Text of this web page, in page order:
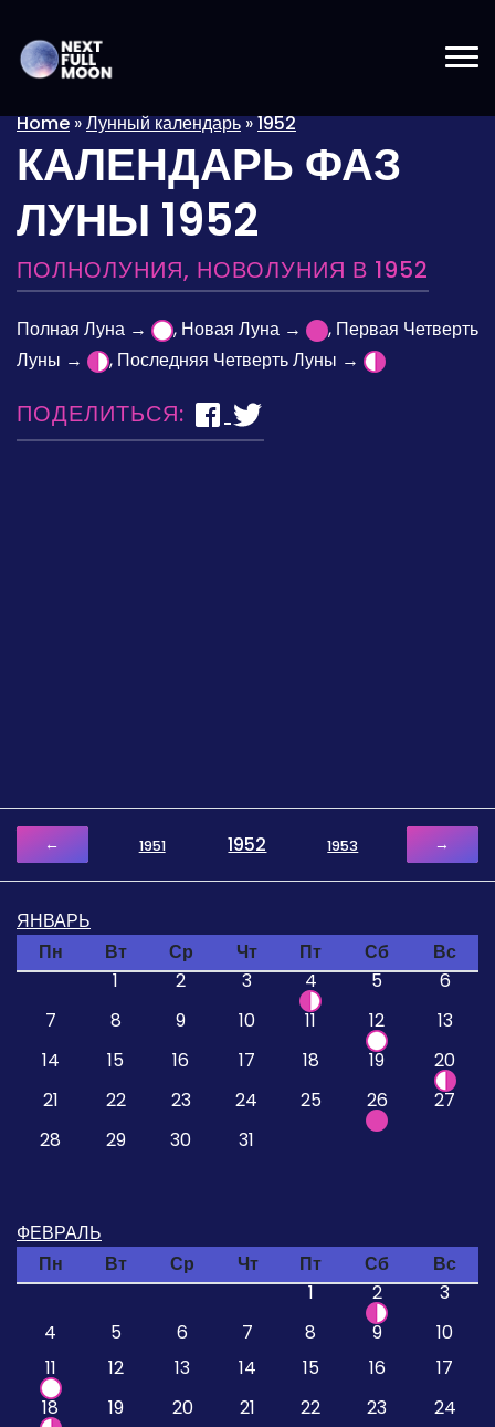
Home»Лунный календарь»1952
КАЛЕНДАРЬ ФАЗ
ЛУНЫ 1952
ПОЛНОЛУНИЯ, НОВОЛУНИЯ В 1952
Полная Луна → , Новая Луна →
, Первая Четверть
Луны →
, Последняя Четверть Луны →
ПОДЕЛИТЬСЯ:
← 1951 1952 1953 →
ЯНВАРЬ
Пн
Вт Ср Чт Пт Сб
Вс
1
2 3 4 5
6
7
8 9 10 11 12
13
14
15 16 17 18 19
20
21
22 23 24 25 26
27
28
29 30 31
ФЕВРАЛЬ
Пн
Вт Ср Чт Пт Сб
Вс
1
2
3
4
5 6 7 8 9
10
11
12 13 14 15 16
17
18
19 20 21 22 23
24